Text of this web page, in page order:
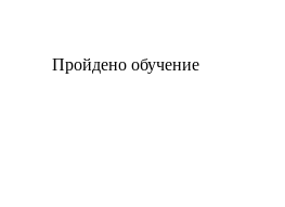
Пройдено обучение